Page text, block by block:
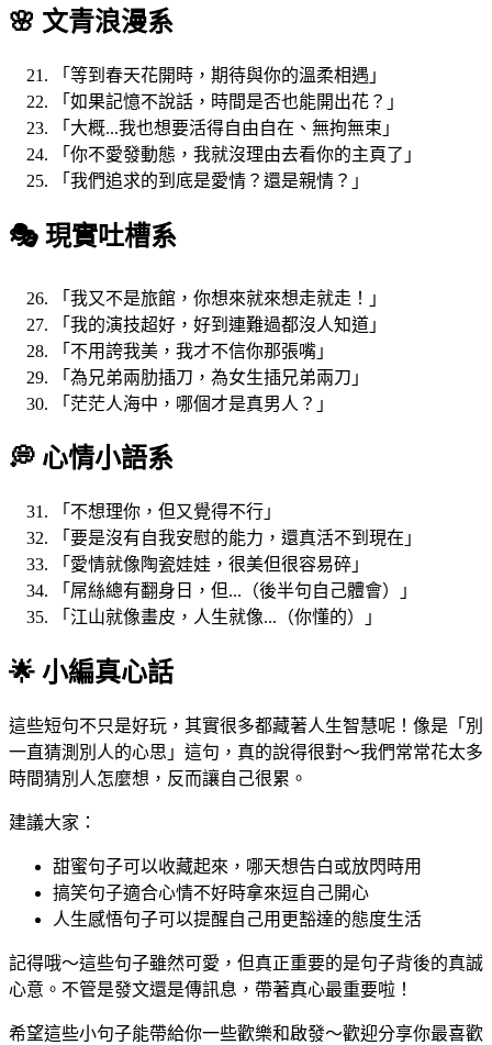
🌸 文青浪漫系
「等到春天花開時，期待與你的溫柔相遇」
「如果記憶不說話，時間是否也能開出花？」
「大概...我也想要活得自由自在、無拘無束」
「你不愛發動態，我就沒理由去看你的主頁了」
「我們追求的到底是愛情？還是親情？」
🎭 現實吐槽系
「我又不是旅館，你想來就來想走就走！」
「我的演技超好，好到連難過都沒人知道」
「不用誇我美，我才不信你那張嘴」
「為兄弟兩肋插刀，為女生插兄弟兩刀」
「茫茫人海中，哪個才是真男人？」
💭 心情小語系
「不想理你，但又覺得不行」
「要是沒有自我安慰的能力，還真活不到現在」
「愛情就像陶瓷娃娃，很美但很容易碎」
「屌絲總有翻身日，但...（後半句自己體會）」
「江山就像畫皮，人生就像...（你懂的）」
🌟 小編真心話
這些短句不只是好玩，其實很多都藏著人生智慧呢！像是「別
一直猜測別人的心思」這句，真的說得很對～我們常常花太多
時間猜別人怎麼想，反而讓自己很累。
建議大家：
甜蜜句子可以收藏起來，哪天想告白或放閃時用
搞笑句子適合心情不好時拿來逗自己開心
人生感悟句子可以提醒自己用更豁達的態度生活
記得哦～這些句子雖然可愛，但真正重要的是句子背後的真誠
心意。不管是發文還是傳訊息，帶著真心最重要啦！
希望這些小句子能帶給你一些歡樂和啟發～歡迎分享你最喜歡